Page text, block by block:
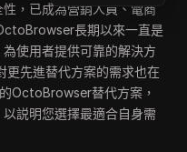
，已成為營銷人員、電商
長期以來一直是
使用者提供可靠的解決方
更先進替代方案的需求也在
OctoBrowser替代方案，
説明您選擇最適合自身需